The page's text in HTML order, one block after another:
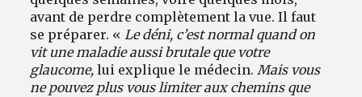
avant de perdre complètement la vue. Il faut
se préparer. « Le déni, c’est normal quand on
vit une maladie aussi brutale que votre
glaucome, lui explique le médecin. Mais vous
ne pouvez plus vous limiter aux chemins que